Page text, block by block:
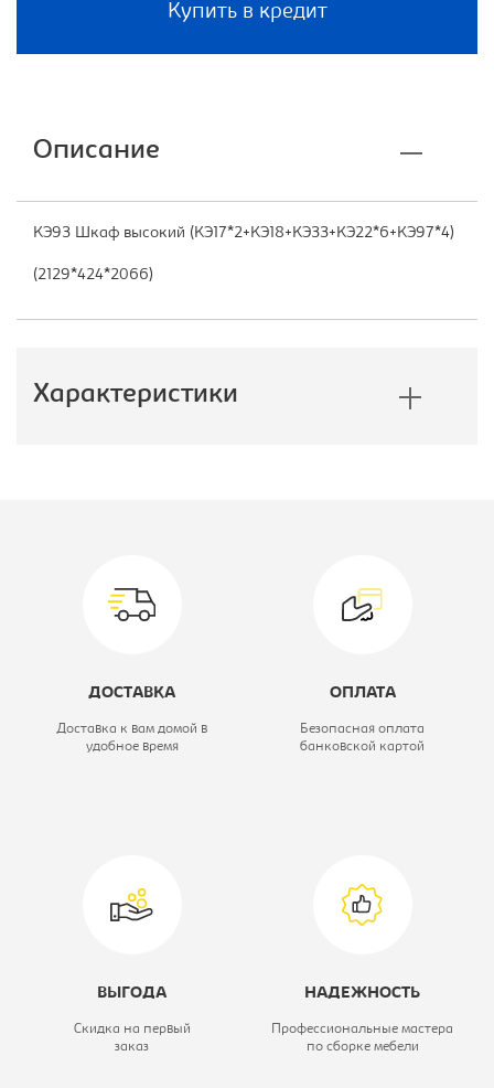
Купить в кредит
Описание
КЭ93 Шкаф высокий (КЭ17*2+КЭ18+КЭ33+КЭ22*6+КЭ97*4)
(2129*424*2066)
Характеристики
93.14
ДОСТАВКА
Доставка к вам домой в
удобное время
ОПЛАТА
Безопасная оплата
банковской картой
ВЫГОДА
Скидка на первый
заказ
НАДЕЖНОСТЬ
Профессиональные мастера
по сборке мебели